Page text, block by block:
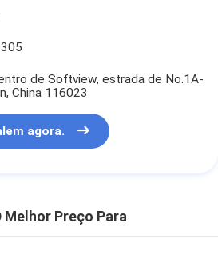
de Softview, estrada de No.1A-
China 116023
agora.
Melhor Preço Para